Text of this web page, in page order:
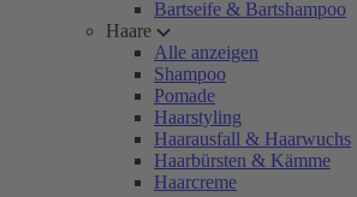
Bartseife & Bartshampoo
Haare
Alle anzeigen
Shampoo
Pomade
Haarstyling
Haarausfall & Haarwuchs
Haarbürsten & Kämme
Haarcreme